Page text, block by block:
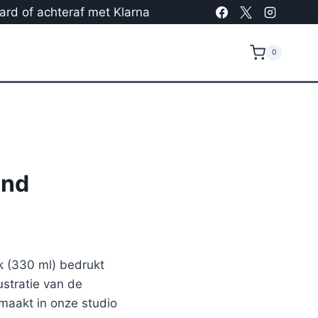
of achteraf met Klarna
0
(330 ml) bedrukt
van de
in onze studio